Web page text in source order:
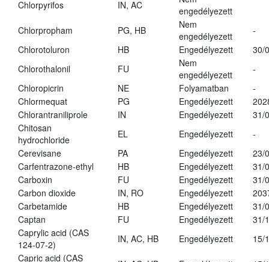
Chlorpyrifos
IN, AC
engedélyezett
Chlorpropham
PG, HB
Nem
engedélyezett
-
Chlorotoluron
HB Engedélyezett
30/
Chlorothalonil
FU
Nem
engedélyezett
-
Chloropicrin
NE Folyamatban
-
Chlormequat
PG Engedélyezett
Chlorantraniliprole
IN Engedélyezett
31/
Chitosan
hydrochloride
EL Engedélyezett
-
Cerevisane
PA Engedélyezett
23/
Carfentrazone-ethyl
HB Engedélyezett
31/
Carboxin
FU Engedélyezett
31/
Carbon dioxide
IN, RO Engedélyezett
Carbetamide
HB Engedélyezett
31/
Captan
FU Engedélyezett
31/
Caprylic acid (CAS
124-07-2)
IN, AC, HB Engedélyezett
15/
Capric acid (CAS